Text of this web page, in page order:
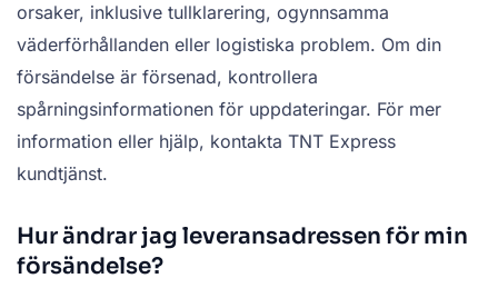
orsaker, inklusive tullklarering, ogynnsamma
väderförhållanden eller logistiska problem. Om din
försändelse är försenad, kontrollera
spårningsinformationen för uppdateringar. För mer
information eller hjälp, kontakta TNT Express
kundtjänst.
Hur ändrar jag leveransadressen för min
försändelse?